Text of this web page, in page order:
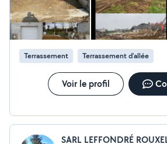
Terrassement Terrassement d'allée
Voir le profil
SARL LEFFONDRÉ